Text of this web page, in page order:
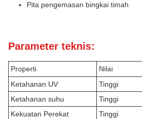
Pita pengemasan bingkai timah
Parameter teknis:
Properti
Nilai
Ketahanan UV
Tinggi
Ketahanan suhu
Tinggi
Kekuatan Perekat
Tinggi